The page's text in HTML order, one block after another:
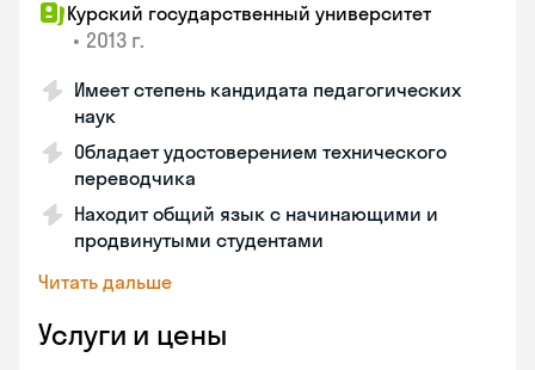
Курский государственный университет
• 2013 г.
Имеет степень кандидата педагогических
наук
Обладает удостоверением технического
переводчика
Находит общий язык с начинающими и
продвинутыми студентами
Читать дальше
Услуги и цены